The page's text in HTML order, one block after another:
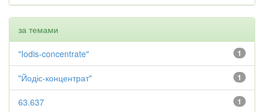
за темами
1
"Iodis-concentrate"
1
"Йодіс-концентрат"
1
63.637